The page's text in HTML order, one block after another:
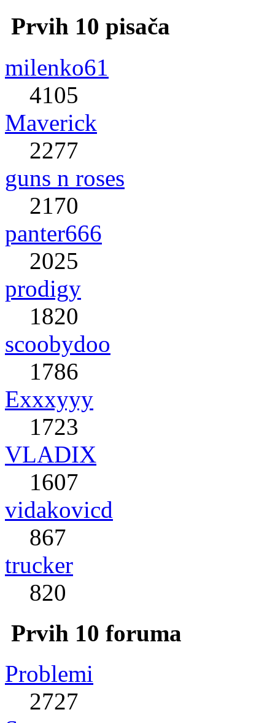
Prvih 10 pisača
milenko61
4105
Maverick
2277
guns n roses
2170
panter666
2025
prodigy
1820
scoobydoo
1786
Exxxyyy
1723
VLADIX
1607
vidakovicd
867
trucker
820
Prvih 10 foruma
Problemi
2727